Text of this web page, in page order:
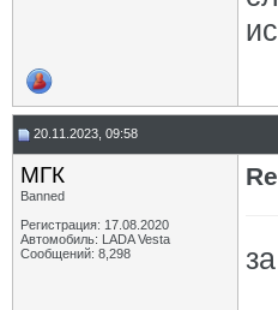
20.11.2023, 09:58
МГК
Banned
Регистрация: 17.08.2020
Автомобиль: LADA Vesta
Сообщений: 8,298